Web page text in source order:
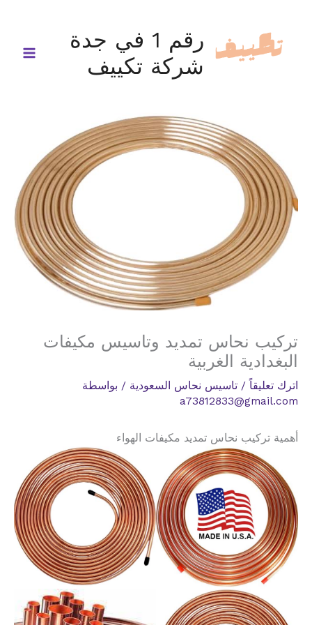
المحتوى
رقم 1 في جدة
شركة تكييف
تركيب نحاس تمديد وتاسيس مكيفات
البغدادية الغربية
اترك تعليقاً / تاسيس نحاس السعودية / بواسطة
a73812833@gmail.com
أهمية تركيب نحاس تمديد مكيفات الهواء